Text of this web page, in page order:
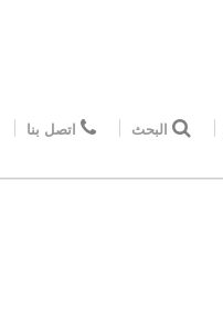
البحث
اتصل بنا